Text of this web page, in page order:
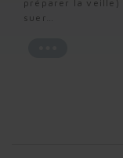
préparer la veille)
suer…
préparer la veille)
suer…
préparer la veille)
suer…